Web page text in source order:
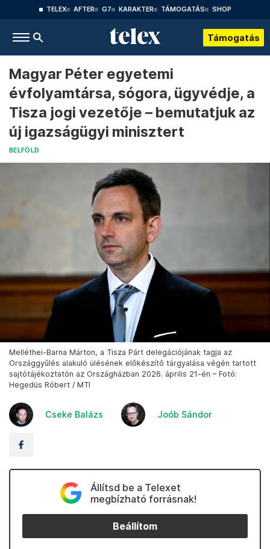
TELEX AFTER G7 KARAKTER TÁMOGATÁS SHOP
Támogatás
Magyar Péter egyetemi
évfolyamtársa, sógora, ügyvédje, a
Tisza jogi vezetője – bemutatjuk az
új igazságügyi minisztert
BELFÖLD
Melléthei-Barna Márton, a Tisza Párt delegációjának tagja az
Országgyűlés alakuló ülésének előkészítő tárgyalása végén tartott
sajtótájékoztatón az Országházban 2026. április 21-én – Fotó:
Hegedüs Róbert / MTI
Cseke Balázs Joób Sándor
Állítsd be a Telexet
megbízható forrásnak!
Beállítom